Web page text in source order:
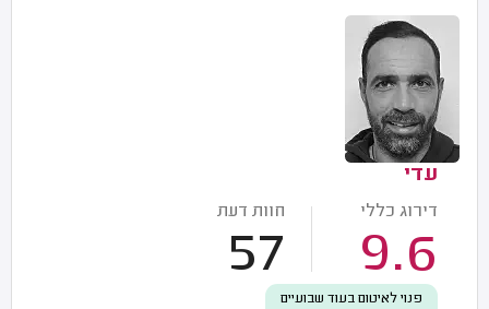
עדי
דירוג כללי
9.6
חוות דעת
57
פנוי לאיטום בעוד שבועיים